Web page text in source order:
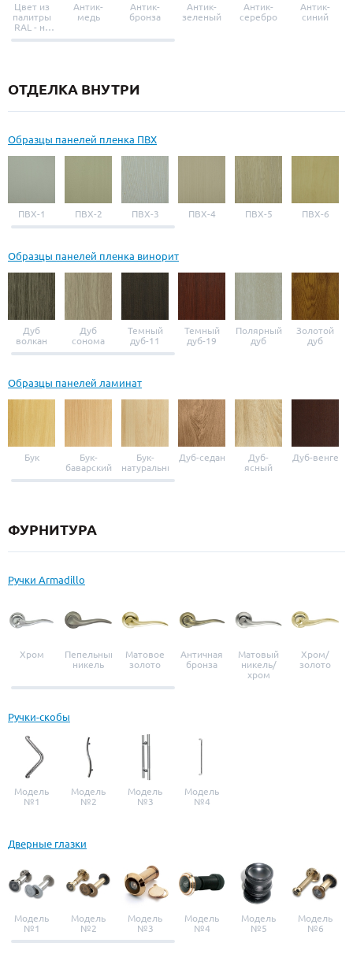
Цвет из
палитры
RAL - на
выбор
Антик-
медь
Антик-
бронза
Антик-
зеленый
Антик-
серебро
Антик-
синий
ОТДЕЛКА ВНУТРИ
Образцы панелей пленка ПВХ
ПВХ-1 ПВХ-2 ПВХ-3 ПВХ-4 ПВХ-5 ПВХ-6
Образцы панелей пленка винорит
Дуб
волкан
Дуб
сонома
Темный
дуб-11
Темный
дуб-19
Полярный
дуб
Золотой
дуб
Образцы панелей ламинат
Бук
Бук-
баварский
Бук-
натуральный
Дуб-седан
Дуб-
ясный
Дуб-венге
ФУРНИТУРА
Ручки Armadillo
Хром
Пепельный
никель
Матовое
золото
Античная
бронза
Матовый
никель/
хром
Хром/
золото
Ручки-скобы
Модель
№1
Модель
№2
Модель
№3
Модель
№4
Дверные глазки
Модель
№1
Модель
№2
Модель
№3
Модель
№4
Модель
№5
Модель
№6